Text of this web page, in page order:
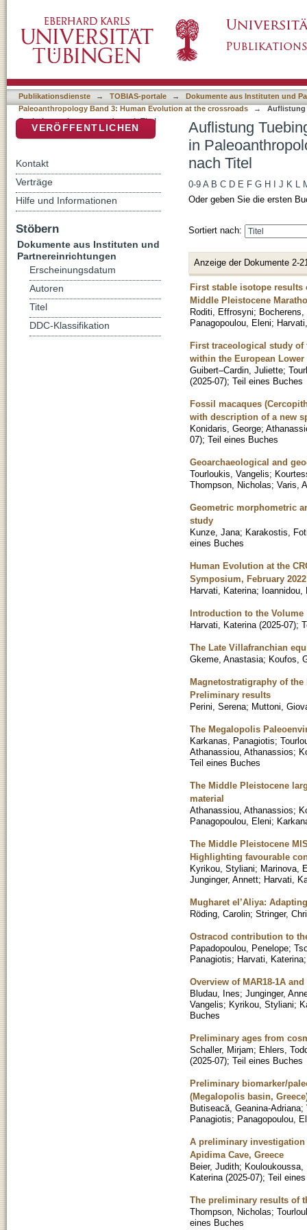
3: Human Evolution at the crossroads nach
Publikationsdienste → TOBIAS-portale →
Dokumente aus Instituten und
Paleoanthropology Band 3: Human Evolution at the crossroads
→
Auflistung
Evolution at the crossroads nach Titel
Auflistung
in
nach Titel
0-9 A B C D E F G H J K L
Oder geben Sie die ersten
Sortiert nach:
Anzeige der Dokumente 2-
First stable isotope results
Middle Pleistocene
Roditi, Effrosyni; Bocherens,
Panagopoulou, Eleni;
First traceological study of
within the European
Guibert–Cardin, Juliette;
(2025-07); Teil eines Buches
Fossil macaques
with description of a new
Konidaris, George;
07); Teil eines Buches
Geoarchaeological and
Tourloukis, Vangelis;
Thompson, Nicholas; Varis,
Geometric morphometric
study
Kunze, Jana; Karakostis,
eines Buches
Human Evolution at the
Symposium, February 2022
Harvati, Katerina; Ioannidou,
Introduction to the Volume
Harvati, Katerina (2025-07);
The Late Villafranchian
Gkeme, Anastasia; Koufos,
Magnetostratigraphy of
Preliminary results
Perini, Serena; Muttoni,
The Megalopolis
Karkanas, Panagiotis;
Athanassiou, Athanassios;
Teil eines Buches
The Middle Pleistocene
material
Athanassiou, Athanassios;
Panagopoulou, Eleni;
The Middle Pleistocene
Highlighting favourable
Kyrikou, Styliani; Marinova,
Junginger, Annett; Harvati,
Mugharet el’Aliya:
Röding, Carolin; Stringer,
Ostracod contribution to
Papadopoulou, Penelope;
Panagiotis; Harvati, Katerina
Overview of MAR18-1A
Bludau, Ines; Junginger,
Vangelis; Kyrikou, Styliani;
Buches
Preliminary ages from
Schaller, Mirjam; Ehlers,
(2025-07); Teil eines Buches
Preliminary biomarker/
(Megalopolis basin,
Butiseacă, Geanina-Adriana;
Panagiotis; Panagopoulou,
A preliminary investigation
Apidima Cave, Greece
Beier, Judith; Kouloukoussa,
Katerina (2025-07); Teil
The preliminary results of
Thompson, Nicholas;
eines Buches
VERÖFFENTLICHEN
Kontakt
Verträge
Hilfe und Informationen
Stöbern
Dokumente aus Instituten und
Partnereinrichtungen
Erscheinungsdatum
Autoren
Titel
DDC-Klassifikation